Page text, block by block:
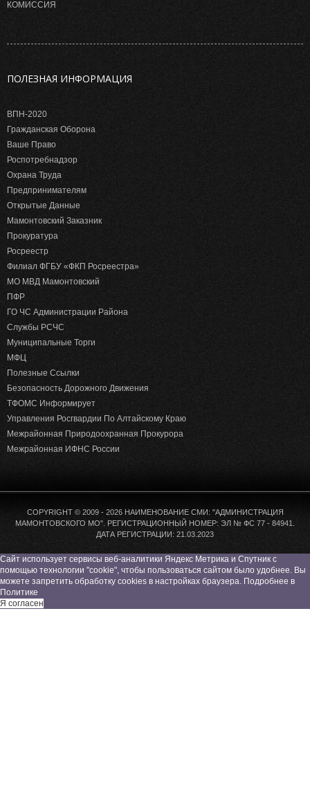
КОМИССИЯ
ПОЛЕЗНАЯ ИНФОРМАЦИЯ
ВПН-2020
Гражданская Оборона
Ваше Право
Роспотребнадзор
Охрана Труда
Предпринимателям
Открытые Данные
Мамонтовский Заказник
Прокуратура
Росреестр
Филиал ФГБУ «ФКП Росреестра»
МО МВД Мамонтовский
ПФР
ГО ЧС Администрации Района
Службы РСЧС
Муниципальные Торги
МФЦ
Полезные Ссылки
Безопасность Дорожного Движения
ТФОМС Информирует
Управления Росгвардии По Алтайскому Краю
Межрайонная Природоохранная Прокурора
Межрайонная ИФНС России
COPYRIGHT © 2009 - 2026 НАИМЕНОВАНИЕ СМИ: "АДМИНИСТРАЦИЯ
МАМОНТОВСКОГО МО". РЕГИСТРАЦИОННЫЙ НОМЕР: ЭЛ № ФС 77 - 84941.
ДАТА РЕГИСТРАЦИИ: 21.03.2023
Сайт использует сервисы веб-аналитики Яндекс Метрика и Спутник с
помощью технологии "cookie", чтобы пользоваться сайтом было удобнее. Вы
можете запретить обработку cookies в настройках браузера. Подробнее в
Политике
Я согласен